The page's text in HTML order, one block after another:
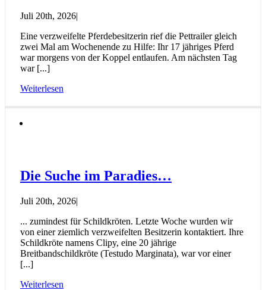
Juli 20th, 2026|
Eine verzweifelte Pferdebesitzerin rief die Pettrailer gleich
zwei Mal am Wochenende zu Hilfe: Ihr 17 jähriges Pferd
war morgens von der Koppel entlaufen. Am nächsten Tag
war [...]
Weiterlesen
Die Suche im Paradies…
Juli 20th, 2026|
... zumindest für Schildkröten. Letzte Woche wurden wir
von einer ziemlich verzweifelten Besitzerin kontaktiert. Ihre
Schildkröte namens Clipy, eine 20 jährige
Breitbandschildkröte (Testudo Marginata), war vor einer
[...]
Weiterlesen